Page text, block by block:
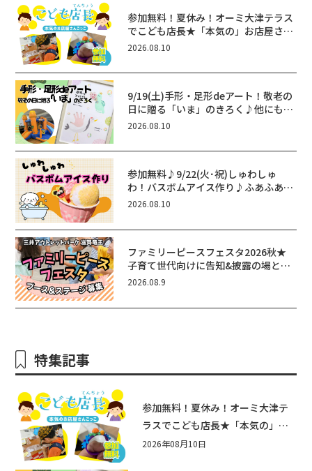
参加無料！夏休み！オーミ大津テラス
でこども店長★「本気の」お店屋さん
ごっこ8/22(土)開催！&ワークショッ
2026.08.10
9/19(土)手形・足形deアート！敬老の
日に贈る「いま」のきろく♪他にもふ
あふあ遊具などお楽しみがいっぱいの
2026.08.10
参加無料♪9/22(火･祝)しゅわしゅ
わ！バスボムアイス作り♪ふあふあ遊
具もあるよ！in近江八幡
2026.08.10
ファミリーピースフェスタ2026秋★
子育て世代向けに告知&披露の場とし
て♪ステージ又はブース出店しません
2026.08.9
特集記事
参加無料！夏休み！オーミ大津テ
ラスでこども店長★「本気の」お
店屋さんごっこ8/22(土)開催！&ワ
2026年08月10日